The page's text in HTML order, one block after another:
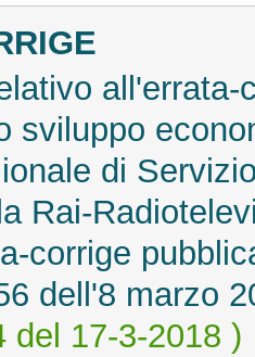
sviluppo
di
Rai-
corrige
dell'8 marzo
del 17-3-2018 )